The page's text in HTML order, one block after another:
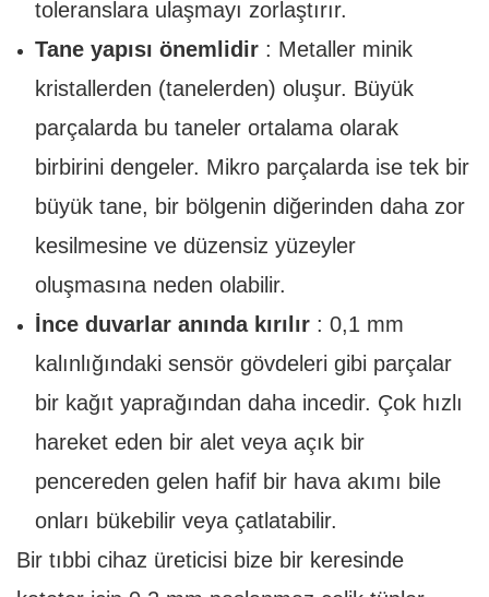
toleranslara ulaşmayı zorlaştırır.
Tane yapısı önemlidir: Metaller minik
kristallerden (tanelerden) oluşur. Büyük
parçalarda bu taneler ortalama olarak
birbirini dengeler. Mikro parçalarda ise tek bir
büyük tane, bir bölgenin diğerinden daha zor
kesilmesine ve düzensiz yüzeyler
oluşmasına neden olabilir.
İnce duvarlar anında kırılır: 0,1 mm
kalınlığındaki sensör gövdeleri gibi parçalar
bir kağıt yaprağından daha incedir. Çok hızlı
hareket eden bir alet veya açık bir
pencereden gelen hafif bir hava akımı bile
onları bükebilir veya çatlatabilir.
Bir tıbbi cihaz üreticisi bize bir keresinde